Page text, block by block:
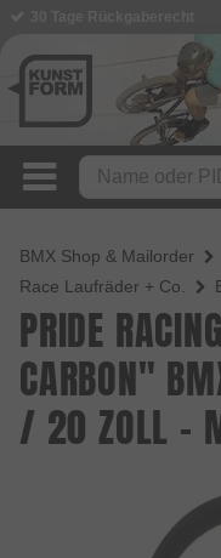
BMX Shop & Mailorder
Race Laufräder + Co.
PRIDE
CARBON"
/ 20 ZOLL -